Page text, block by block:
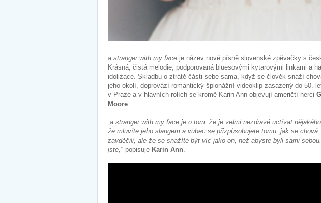
a stranger with my face je název nové písně slovenské zpěvačky s
Krásná, čistá melodie, podporovaná bluesovými kytarovými linkami a
idolizace. Skladbu o ztrátě části sebe sama, když se člověk snaží
jeho okolí, doprovází romantický špionážní videoklip zasazený do 50.
v Praze a v hlavních rolích se kromě Karin Ann objevují američtí herci
Moore
„a stranger with my face je o tom, že je velmi nezdravé uctívat
že mluvíte jeho slangem a vůbec se přizpůsobujete tomu, jak se
zavděčili, ale že se snažíte být víc jako on, než abyste byli sami
jste," popisuje Karin Ann